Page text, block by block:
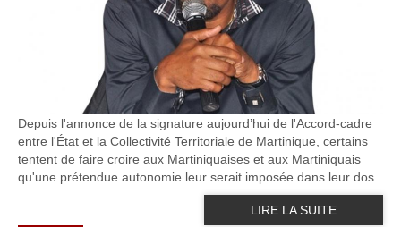
Depuis l'annonce de la signature aujourd’hui de l'Accord-cadre
entre l'État et la Collectivité Territoriale de Martinique, certains
tentent de faire croire aux Martiniquaises et aux Martiniquais
qu'une prétendue autonomie leur serait imposée dans leur dos.
LIRE LA SUITE